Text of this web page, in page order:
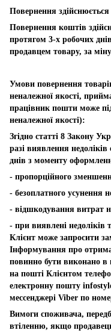
Повернення
Повернення коштів
протягом 3-х робочих
продавцем товару, за
Умови повернення
неналежної якості,
працівник пошти може
неналежної якості):
Згідно статті 8 Закону
разі виявлення
днів з моменту
- пропорційного
- безоплатного усунення
- відшкодування витрат
- при виявлені недоліків
Клієнт може запросити
Інформування про
повинно бути виконано в
на пошті Клієнтом
електронну пошту
мессенджері Viber по
Вимоги споживача,
втіленню, якщо